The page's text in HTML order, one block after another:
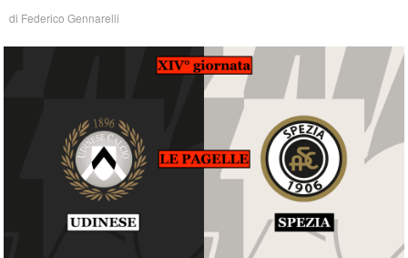
di Federico Gennarelli